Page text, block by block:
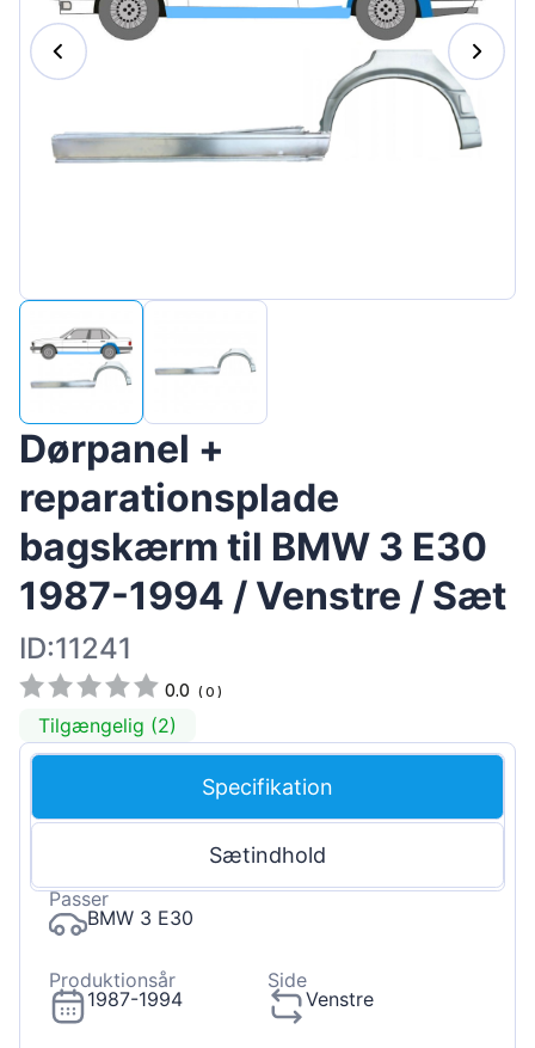
Magyar
Português
Slovenian
Dørpanel +
reparationsplade
bagskærm til BMW 3 E30
1987-1994 / Venstre / Sæt
ID:11241
0.0 (0 )
Tilgængelig (2)
Specifikation
Sætindhold
Passer
BMW 3 E30
Produktionsår
1987-1994
Side
Venstre